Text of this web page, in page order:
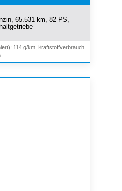
65.531 km, 82 PS,
114 g/km, Kraftstoffverbrauch